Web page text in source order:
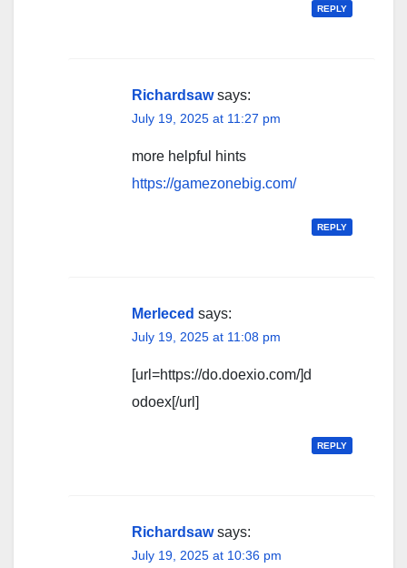
REPLY
Richardsaw says:
July 19, 2025 at 11:27 pm
more helpful hints
https://gamezonebig.com/
REPLY
Merleced says:
July 19, 2025 at 11:08 pm
[url=https://do.doexio.com/]d
odoex[/url]
REPLY
Richardsaw says:
July 19, 2025 at 10:36 pm